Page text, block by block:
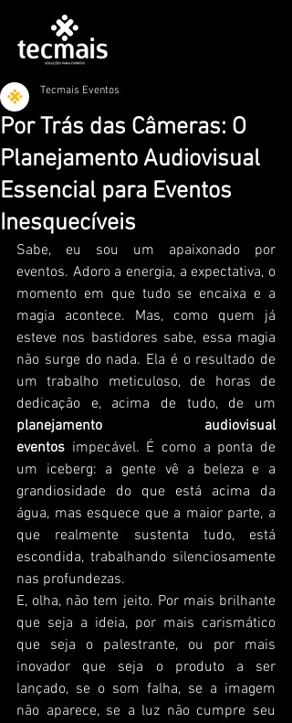
Por Trás das Câmeras: O
Planejamento Audiovisual
Essencial para Eventos
Inesquecíveis
Tecmais Eventos
Sabe, eu sou um apaixonado por
eventos. Adoro a energia, a expectativa, o
momento em que tudo se encaixa e a
magia acontece. Mas, como quem já
esteve nos bastidores sabe, essa magia
não surge do nada. Ela é o resultado de
um trabalho meticuloso, de horas de
planejamento audiovisual
eventos impecável. É como a ponta de
um iceberg: a gente vê a beleza e a
grandiosidade do que está acima da
água, mas esquece que a maior parte, a
que realmente sustenta tudo, está
escondida, trabalhando silenciosamente
nas profundezas.
E, olha, não tem jeito. Por mais brilhante
que seja a ideia, por mais carismático
que seja o palestrante, ou por mais
inovador que seja o produto a ser
lançado, se o som falha, se a imagem
não aparece, se a luz não cumpre seu